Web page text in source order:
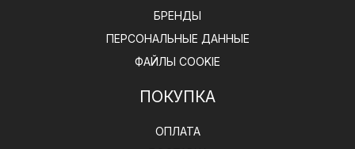
БРЕНДЫ
ПЕРСОНАЛЬНЫЕ ДАННЫЕ
ФАЙЛЫ COOKIE
ПОКУПКА
ОПЛАТА